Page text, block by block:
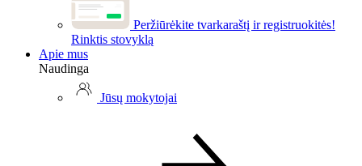
Peržiūrėkite tvarkaraštį ir registruokitės!
Rinktis stovyklą
Apie mus
Naudinga
Jūsų mokytojai